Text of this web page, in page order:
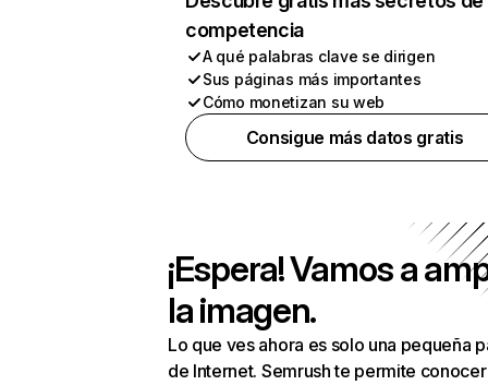
competencia
A qué palabras clave se dirigen
Sus páginas más importantes
Cómo monetizan su web
Consigue más datos gratis
¡Espera! Vamos a
la imagen.
Lo que ves ahora es solo una pequeña
de Internet. Semrush te permite